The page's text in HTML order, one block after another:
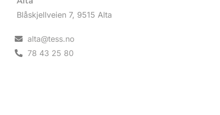
Blåskjellveien 7, 9515 Alta
alta@tess.no
78 43 25 80